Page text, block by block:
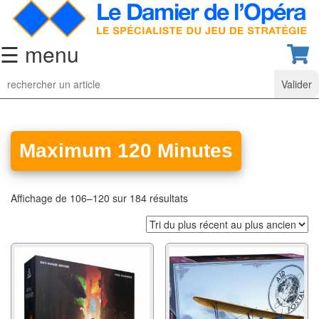
☰ menu
Jeu
d’Echecs
collection
classiques
Pièces
d’échecs
classiques
Maximum 120 Minutes
Affichage de 106–120 sur 184 résultats